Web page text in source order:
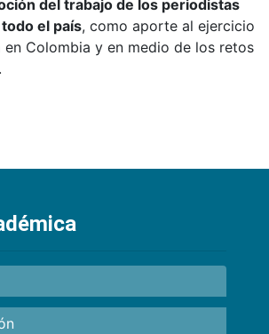
del trabajo de los periodistas
el país, como aporte al ejercicio
en Colombia y en medio de los retos